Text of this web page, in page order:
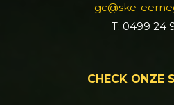
gc@ske-
T: 0499 24
CHECK ONZE